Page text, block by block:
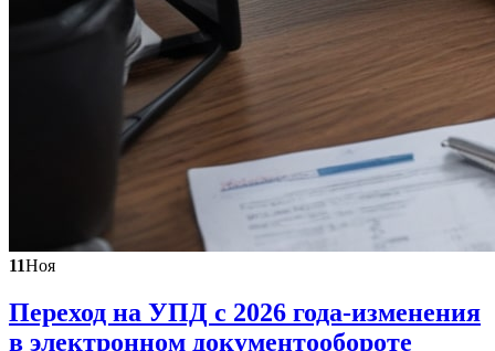
11Ноя
Переход на УПД с 2026 года-изменения
в электронном документообороте